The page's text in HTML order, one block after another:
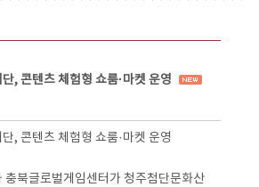
, 콘텐츠 체험형 쇼룸·마켓 운영
, 콘텐츠 체험형 쇼룸·마켓 운영
충북글로벌게임센터가 청주첨단문화산